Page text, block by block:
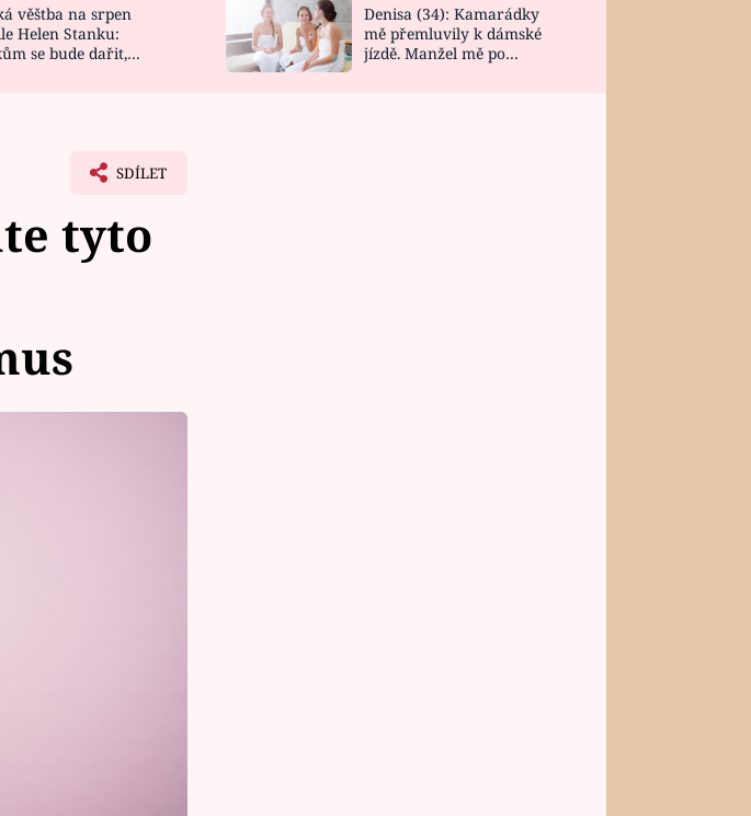
DESIGN
věštba na srpen
Helen Stanku:
se bude dařit,
Denisa (34): Kamarádky
mě přemluvily k dámské
jízdě. Manžel mě po
SDÍLET
tyto